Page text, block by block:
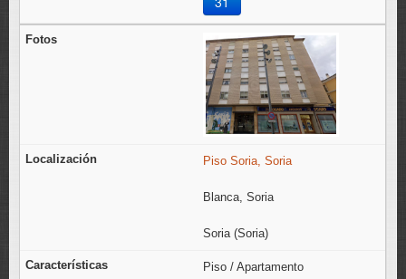
Piso Soria, Soria
Blanca, Soria
Soria (Soria)
Piso / Apartamento